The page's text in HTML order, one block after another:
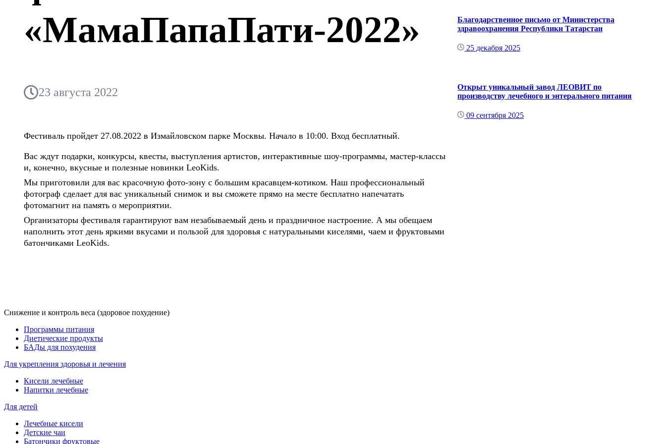
«МамаПапаПати-2022»
23 августа 2022
Фестиваль пройдет 27.08.2022 в Измайловском парке Москвы. Начало в 10:00. Вход бесплатный.
Вас ждут подарки, конкурсы, квесты, выступления артистов, интерактивные шоу-программы, мастер-классы
и, конечно, вкусные и полезные новинки LeoKids.
Мы приготовили для вас красочную фото-зону с большим красавцем-котиком. Наш профессиональный
фотограф сделает для вас уникальный снимок и вы сможете прямо на месте бесплатно напечатать
фотомагнит на память о мероприятии.
Организаторы фестиваля гарантируют вам незабываемый день и праздничное настроение. А мы обещаем
наполнить этот день яркими вкусами и пользой для здоровья с натуральными киселями, чаем и фруктовыми
батончиками LeoKids.
Благодарственное письмо от Министерства
здравоохранения Республики Татарстан
25 декабря 2025
Открыт уникальный завод ЛЕОВИТ по
производству лечебного и энтерального питания
09 сентября 2025
Снижение и контроль веса (здоровое похудение)
Программы питания
Диетические продукты
БАДы для похудения
Для укрепления здоровья и лечения
Кисели лечебные
Напитки лечебные
Для детей
Лечебные кисели
Детские чаи
Батончики фруктовые